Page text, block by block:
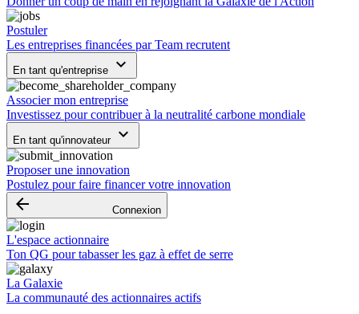
Postuler
Les entreprises financées par Team recrutent
En tant qu'entreprise keyboard_arrow_down
Associer mon entreprise
Investissez pour contribuer à la neutralité carbone mondiale
En tant qu'innovateur keyboard_arrow_down
Proposer une innovation
Postulez pour faire financer votre innovation
arrow_backward Connexion
L'espace actionnaire
Ton QG pour tabasser les gaz à effet de serre
La Galaxie
La communauté des actionnaires actifs